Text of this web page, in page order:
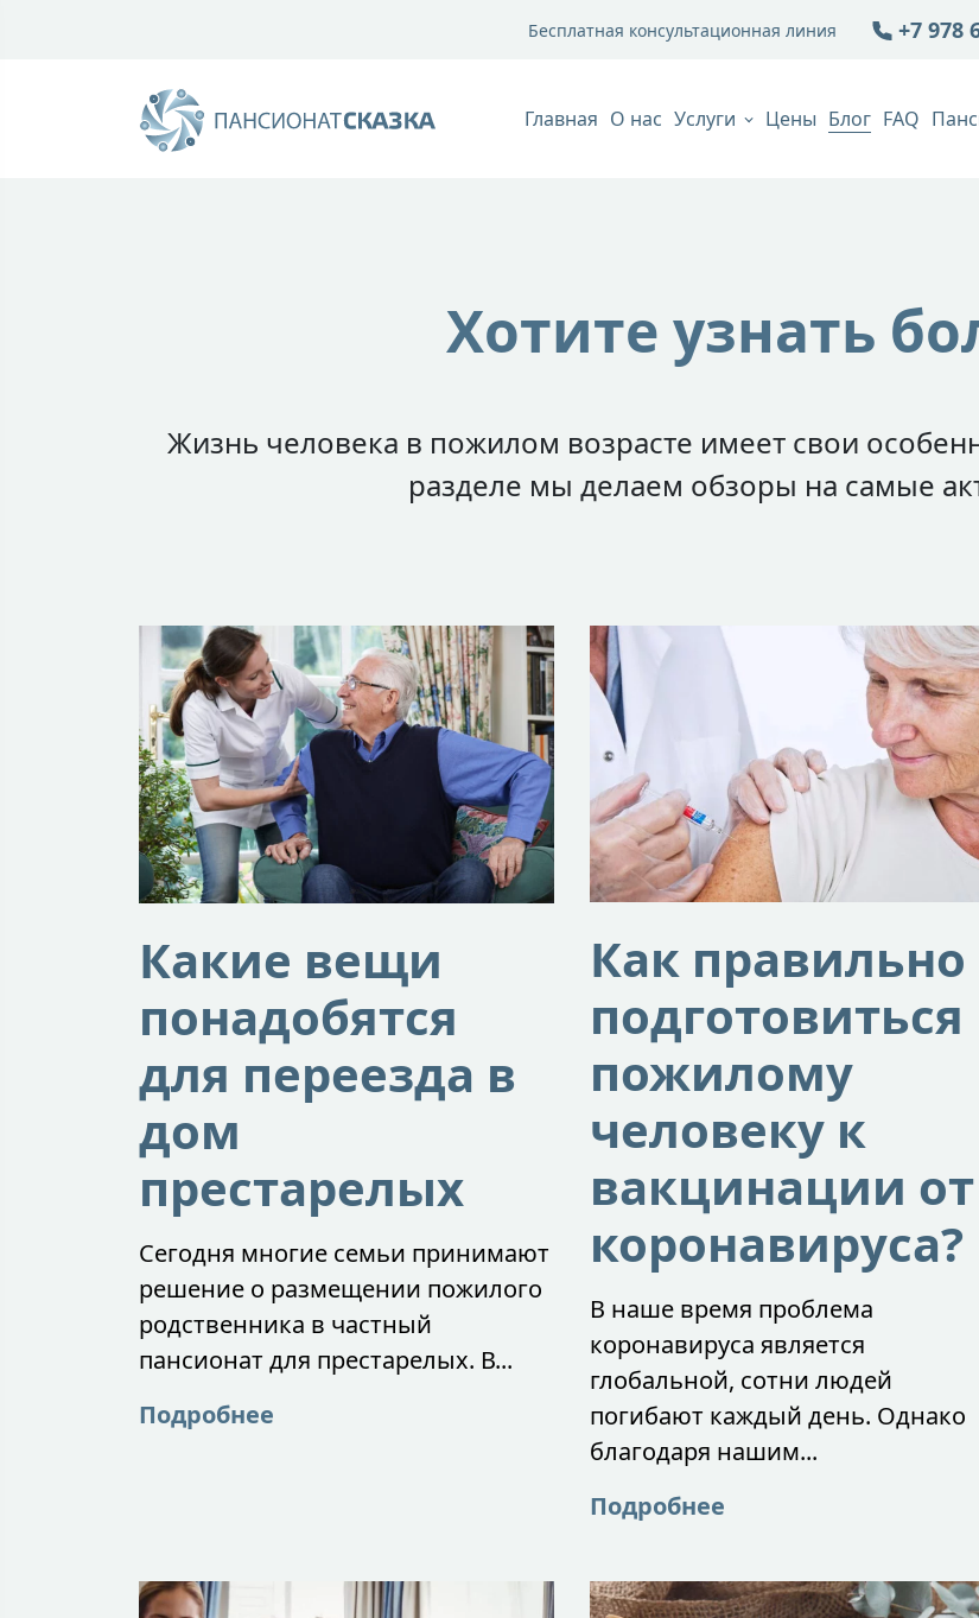
Бесплатная консультационная линия +7 978
Главная О нас Услуги Цены Блог FAQ
Хотите узнать
Жизнь человека в пожилом возрасте имеет свои
разделе мы делаем обзоры на самые
Какие вещи
понадобятся
для переезда в
дом
престарелых
Сегодня многие семьи принимают
решение о размещении пожилого
родственника в частный
пансионат для престарелых. В...
Подробнее
Как правильно
подготовиться
пожилому
человеку к
вакцинации от
коронавируса?
В наше время проблема
коронавируса является
глобальной, сотни людей
погибают каждый день. Однако
благодаря нашим...
Подробнее